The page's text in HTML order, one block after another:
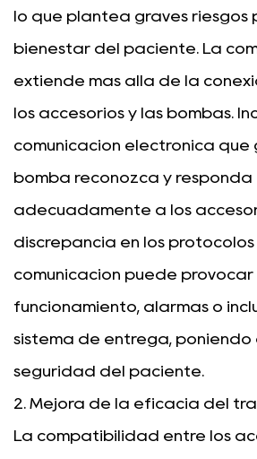
lo que plantea graves riesgos
bienestar del paciente. La
extiende más allá de la
los accesorios y las bombas.
comunicación electrónica
bomba reconozca y responda
adecuadamente a los
discrepancia en los
comunicación puede
funcionamiento, alarmas o
sistema de entrega, poniendo
seguridad del paciente.
2. Mejora de la eficacia del
La compatibilidad entre los